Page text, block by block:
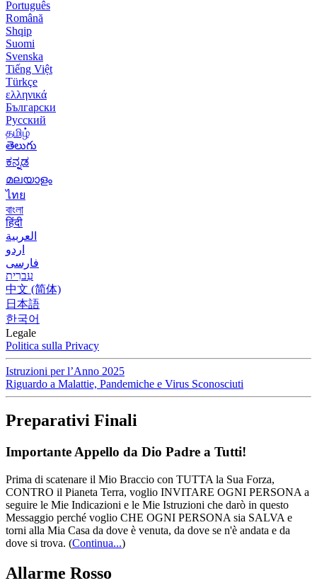
Português
Română
Shqip
Suomi
Svenska
Tiếng Việt
Türkçe
ελληνικά
Български
Русский
தமிழ்
తెలుగు
ಕನ್ನಡ
മലയാളം
ไทย
বাংলা
हिंदी
العربية
اردو
فارسی
עִברִית
中文 (简体)
日本語
한국어
Legale
Politica sulla Privacy
Istruzioni per l’Anno 2025
Riguardo a Malattie, Pandemiche e Virus Sconosciuti
Preparativi Finali
Importante Appello da Dio Padre a Tutti!
Prima di scatenare il Mio Braccio con TUTTA la Sua Forza,
CONTRO il Pianeta Terra, voglio INVITARE OGNI PERSONA a
seguire le Mie Indicazioni e le Mie Istruzioni che darò in questo
Messaggio perché voglio CHE OGNI PERSONA sia SALVA e
torni alla Mia Casa da dove è venuta, da dove se n'è andata e da
dove si trova. (Continua...)
Allarme Rosso